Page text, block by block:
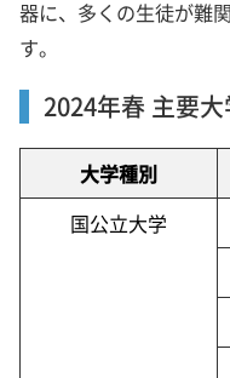
器に、多くの生徒が難
す。
2024年春 主要大
大学種別
国公立大学